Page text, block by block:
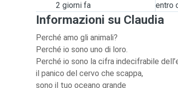
2 giorni fa entro
Informazioni su Claudia
Perché amo gli animali?
Perché io sono uno di loro.
Perché io sono la cifra indecifrabile
il panico del cervo che scappa,
sono il tuo oceano grande